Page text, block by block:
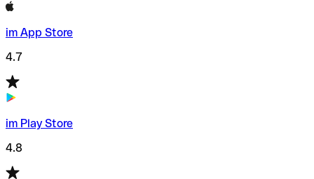
im App Store
4.7
im Play Store
4.8